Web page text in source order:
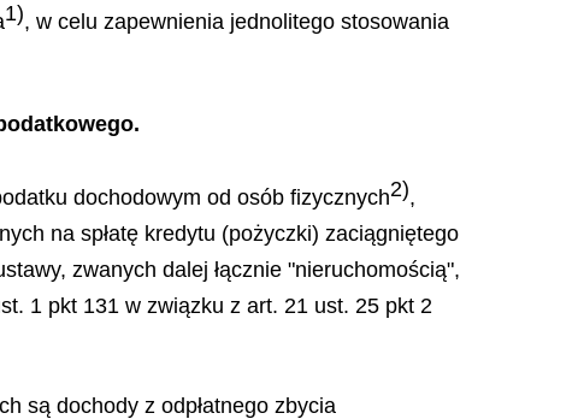
1), w celu zapewnienia jednolitego stosowania
dochodowym od osób fizycznych2),
na spłatę kredytu (pożyczki) zaciągniętego
zwanych dalej łącznie "nieruchomością",
1 pkt 131 w związku z art. 21 ust. 25 pkt 2
są dochody z odpłatnego zbycia